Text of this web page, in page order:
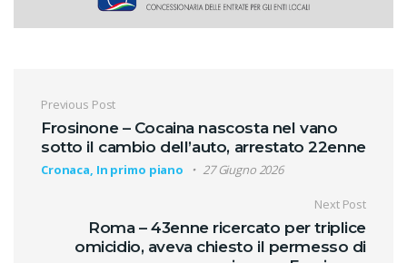
Navigazione articoli
Previous Post
Frosinone – Cocaina nascosta nel vano
sotto il cambio dell’auto, arrestato 22enne
Cronaca, In primo piano 27 Giugno 2026
Next Post
Roma – 43enne ricercato per triplice
omicidio, aveva chiesto il permesso di